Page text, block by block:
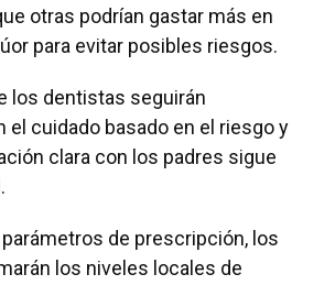
otras podrían gastar más en
para evitar posibles riesgos.
los dentistas seguirán
el cuidado basado en el riesgo y
clara con los padres sigue
de prescripción, los
los niveles locales de